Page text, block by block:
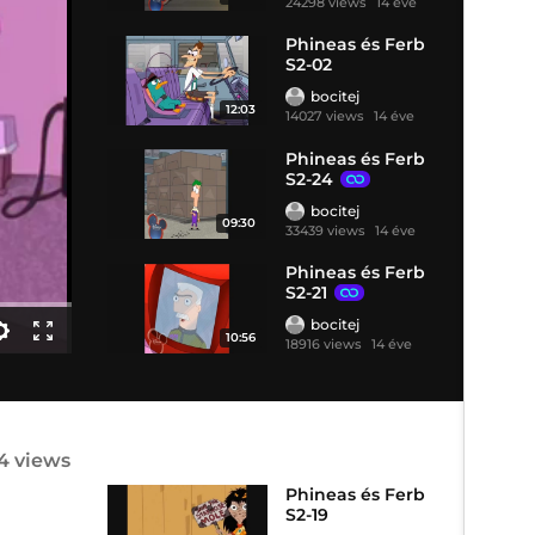
12:03
Phineas és Ferb
S2-02
bocitej
14027 views 14 éve
09:30
Phineas és Ferb
S2-24
bocitej
33439 views 14 éve
10:56
Phineas és Ferb
S2-21
bocitej
18916 views 14 éve
views
Phineas és Ferb
S2-19